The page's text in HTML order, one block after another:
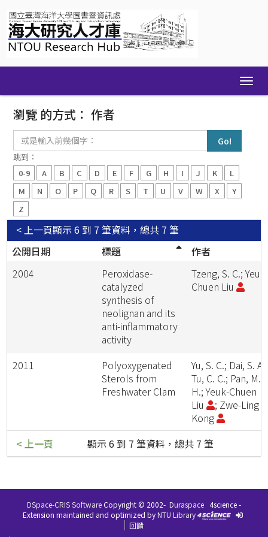
navigation
瀏覽 的方式： 作者
入
前
幾
個
跳到：
0-9
A B C D E F G H I J K
L
M
N O P Q R S T U V W X
Y
Z
顯示 6 到 7 筆資料，總共 7 筆
< 上一頁
公開日期
標題
作者
2004
Peroxidase-
catalyzed
synthesis of
neolignan and its
anti-inflammatory
activity
Tzeng, S. C.;
Chuen Liu
2011
Polyoxygenated
Sterols from
Freshwater Clam
Yu, S. C.; Dai, S. A.;
Tu, C. C.; Pan, M.
H.; Yeuk-Chuen
Liu
; Zwe-Ling
Kong
顯示 6 到 7 筆資料，總共 7 筆
< 上一頁
DSpace-CRIS SoftwareCopyright © 2002- Duraspace 4science -
Extension maintained and optimized byNTU Library
回饋